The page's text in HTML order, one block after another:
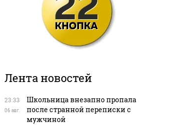
Лента новостей
23:33
06 авг.
Школьница внезапно пропала
после странной переписки с
мужчиной